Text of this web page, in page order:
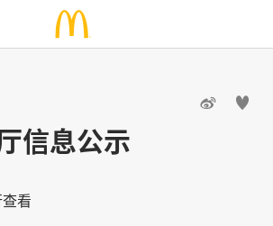
 
信息公示
看